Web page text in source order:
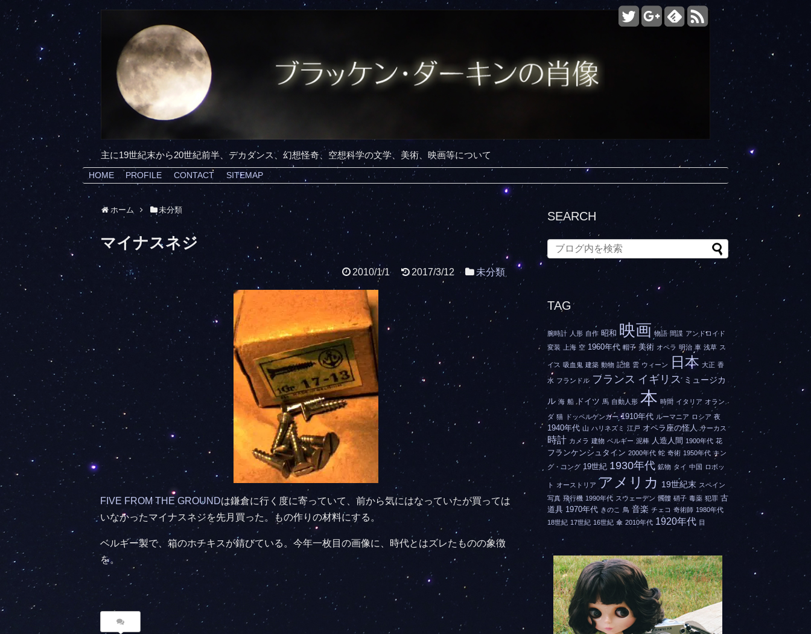
主に19世紀末から20世紀前半、デカダンス、幻想怪奇、空想科学の文学、美術、映画等について
HOME PROFILE CONTACT SITEMAP
ホーム 未分類
マイナスネジ
2010/1/1 2017/3/12 未分類
FIVE FROM THE GROUNDは鎌倉に行く度に寄っていて、前から気にはなっていたが買っては
いなかったマイナスネジを先月買った。もの作りの材料にする。
ベルギー製で、箱のホチキスが錆びている。今年一枚目の画像に、時代とはズレたものの象徴
を。
SEARCH
TAG
腕時計 人形 自作 昭和 映画 物語 間諜 アンドロイド
変装
上海 空 1960年代 帽子 美術 オペラ 明治 車 浅草 ス
イス 吸血鬼 建築 動物 記憶 雲 ウィーン 日本 大正 香
水 フランドル フランス イギリス ミュージカ
ル 海 船 ドイツ 馬 自動人形 本 時間 イタリア オラン
ダ 猫 ドッペルゲンガー 1910年代 ルーマニア ロシア 夜
1940年代 山 ハリネズミ 江戸 オペラ座の怪人 サーカス
時計 カメラ 建物 ベルギー 泥棒 人造人間 1900年代 花
フランケンシュタイン 2000年代 蛇 奇術 1950年代 キン
グ・コング 19世紀 1930年代 鉱物 タイ 中国 ロボッ
ト オーストリア アメリカ 19世紀末 スペイン
写真 飛行機 1990年代 スウェーデン 髑髏 硝子 毒薬 犯罪 古
道具 1970年代 きのこ 鳥 音楽 チェコ 奇術師 1980年代
18世紀 17世紀 16世紀 傘 2010年代 1920年代 目